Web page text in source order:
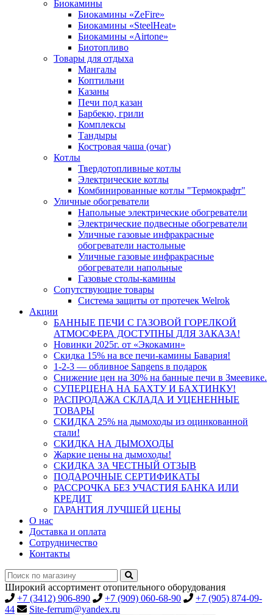
Биокамины
Биокамины «ZeFire»
Биокамины «SteelHeat»
Биокамины «Airtone»
Биотопливо
Товары для отдыха
Мангалы
Коптильни
Казаны
Печи под казан
Барбекю, грили
Комплексы
Тандыры
Костровая чаша (очаг)
Котлы
Твердотопливные котлы
Электрические котлы
Комбинированные котлы "Термокрафт"
Уличные обогреватели
Напольные электрические обогреватели
Электрические подвесные обогреватели
Уличные газовые инфракрасные
обогреватели настольные
Уличные газовые инфракрасные
обогреватели напольные
Газовые столы-камины
Сопутствующие товары
Система защиты от протечек Welrok
Акции
БАННЫЕ ПЕЧИ С ГАЗОВОЙ ГОРЕЛКОЙ
АТМОСФЕРА ДОСТУПНЫ ДЛЯ ЗАКАЗА!
Новинки 2025г. от «Экокамин»
Скидка 15% на все печи-камины Бавария!
1-2-3 — обливное Sangens в подарок
Снижение цен на 30% на банные печи в Змеевике.
СУПЕРЦЕНА НА БАХТУ И БАХТИНКУ!
РАСПРОДАЖА СКЛАДА И УЦЕНЕННЫЕ
ТОВАРЫ
СКИДКА 25% на дымоходы из оцинкованной
стали!
СКИДКА НА ДЫМОХОДЫ
Жаркие цены на дымоходы!
СКИДКА ЗА ЧЕСТНЫЙ ОТЗЫВ
ПОДАРОЧНЫЕ СЕРТИФИКАТЫ
РАССРОЧКА БЕЗ УЧАСТИЯ БАНКА ИЛИ
КРЕДИТ
ГАРАНТИЯ ЛУЧШЕЙ ЦЕНЫ
О нас
Доставка и оплата
Сотрудничество
Контакты
Широкий ассортимент отопительного оборудования
+7 (3412) 906-890
+7 (909) 060-68-90
+7 (905) 874-09-
44
Site-ferrum@yandex.ru